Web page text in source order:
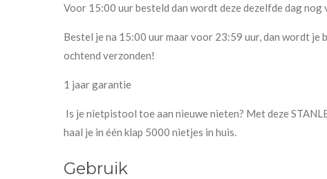
Voor 15:00 uur besteld dan wordt deze dezelfde dag nog
Bestel je na 15:00 uur maar voor 23:59 uur, dan wordt je
ochtend verzonden!
1 jaar garantie
Is je nietpistool toe aan nieuwe nieten? Met deze
haal je in één klap 5000 nietjes in huis.
Gebruik